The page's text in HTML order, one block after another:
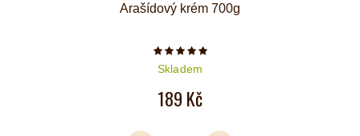
Arašídový krém 700g
Počet hvězdiček je 5 z 5
Skladem
189 Kč